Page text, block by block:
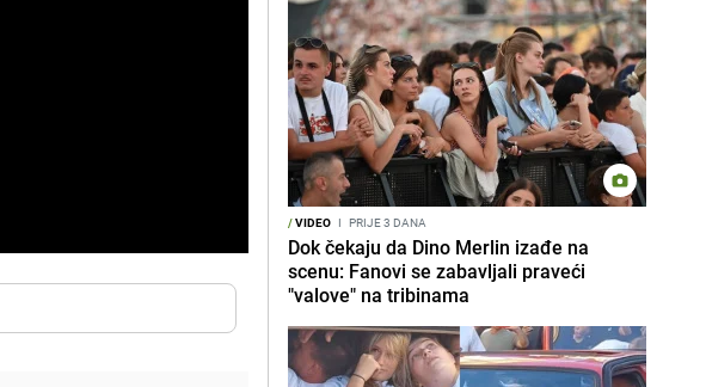
/VIDEO I PRIJE 3 DANA
Dok čekaju da Dino Merlin izađe na
scenu: Fanovi se zabavljali praveći
"valove" na tribinama